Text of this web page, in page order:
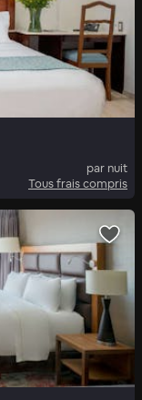
par nuit
Tous frais compris